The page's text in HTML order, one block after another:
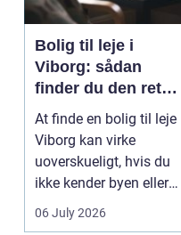
Bolig til leje i
Viborg: sådan
finder du den rette
lejlighed
At finde en bolig til leje
Viborg kan virke
uoverskueligt, hvis du
ikke kender byen eller
det lokale...
06 July 2026